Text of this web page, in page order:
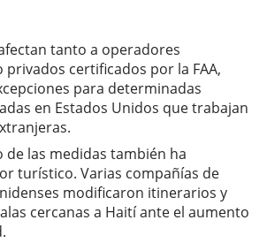
tanto a operadores
privados certificados por la FAA,
para determinadas
en Estados Unidos que trabajan
de las medidas también ha
turístico. Varias compañías de
modificaron itinerarios y
cercanas a Haití ante el aumento